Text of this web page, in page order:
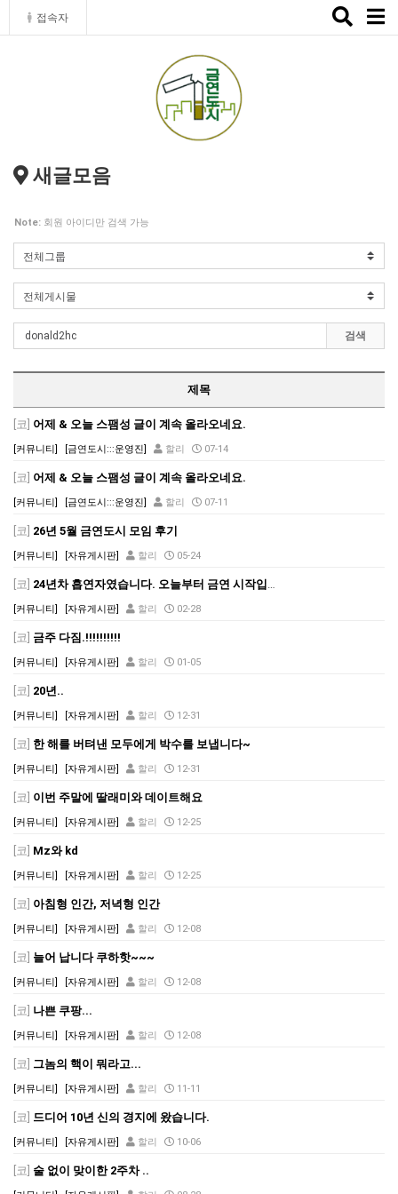
접속자
Toggle
새글모음
Note: 회원 아이디만 검색 가능
검색
제목
[코] 어제 & 오늘 스팸성 글이 계속 올라오네요.
[커뮤니티] [금연도시:::운영진] 할리 07-14
[코] 어제 & 오늘 스팸성 글이 계속 올라오네요.
[커뮤니티] [금연도시:::운영진] 할리 07-11
[코] 26년 5월 금연도시 모임 후기
[커뮤니티] [자유게시판] 할리 05-24
[코] 24년차 흡연자였습니다. 오늘부터 금연 시작입니다.
[커뮤니티] [자유게시판] 할리 02-28
[코] 금주 다짐.!!!!!!!!!!
[커뮤니티] [자유게시판] 할리 01-05
[코] 20년..
[커뮤니티] [자유게시판] 할리 12-31
[코] 한 해를 버텨낸 모두에게 박수를 보냅니다~
[커뮤니티] [자유게시판] 할리 12-31
[코] 이번 주말에 딸래미와 데이트해요
[커뮤니티] [자유게시판] 할리 12-25
[코] Mz와 kd
[커뮤니티] [자유게시판] 할리 12-25
[코] 아침형 인간, 저녁형 인간
[커뮤니티] [자유게시판] 할리 12-08
[코] 늘어 납니다 쿠하핫~~~
[커뮤니티] [자유게시판] 할리 12-08
[코] 나쁜 쿠팡...
[커뮤니티] [자유게시판] 할리 12-08
[코] 그놈의 핵이 뭐라고...
[커뮤니티] [자유게시판] 할리 11-11
[코] 드디어 10년 신의 경지에 왔습니다.
[커뮤니티] [자유게시판] 할리 10-06
[코] 술 없이 맞이한 2주차 ..